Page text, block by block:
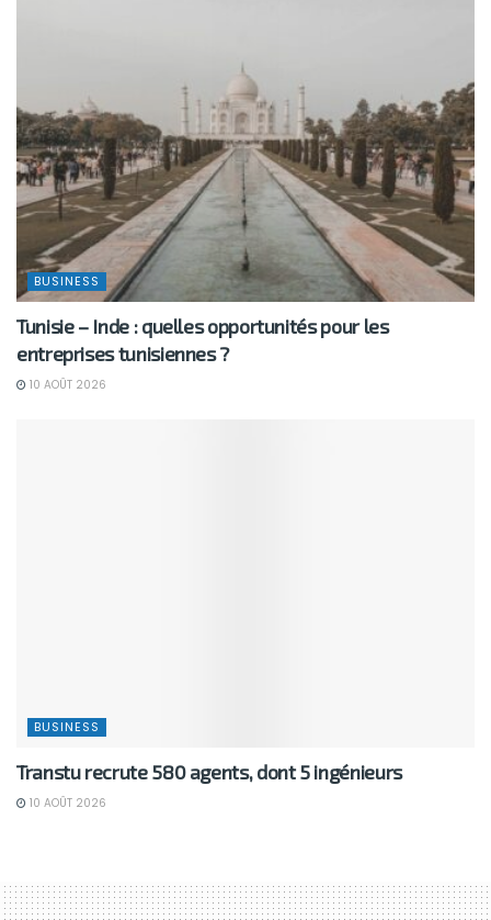
BUSINESS
Tunisie – Inde : quelles opportunités pour les
entreprises tunisiennes ?
10 AOÛT 2026
BUSINESS
Transtu recrute 580 agents, dont 5 ingénieurs
10 AOÛT 2026